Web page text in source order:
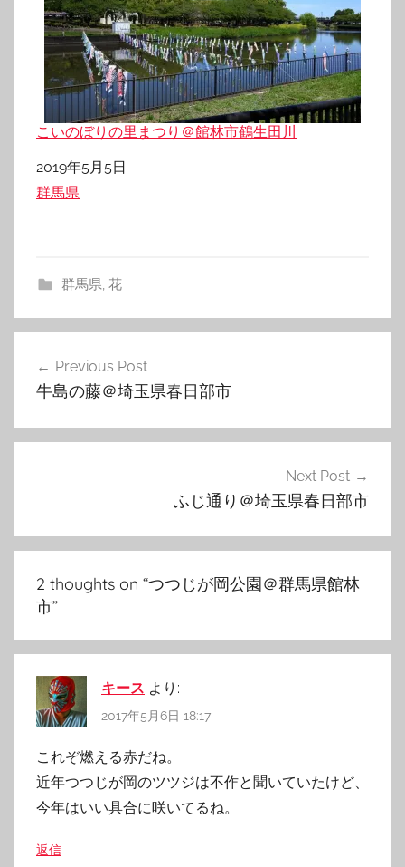
こいのぼりの里まつり＠館林市鶴生田川
日付
2019年5月5日
関連理由
群馬県
群馬県, 花
ビ
シ
ョ
ン
Previous Post
牛島の藤＠埼玉県春日部市
Next Post
ふじ通り＠埼玉県春日部市
2 thoughts on “つつじが岡公園＠群馬県館林
市”
キース より:
2017年5月6日 18:17
これぞ燃える赤だね。
近年つつじが岡のツツジは不作と聞いていたけど、
今年はいい具合に咲いてるね。
返信